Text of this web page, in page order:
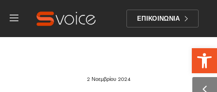
ΕΠΙΚΟΙΝΩΝΙΑ
2 Νοεμβρίου 2024